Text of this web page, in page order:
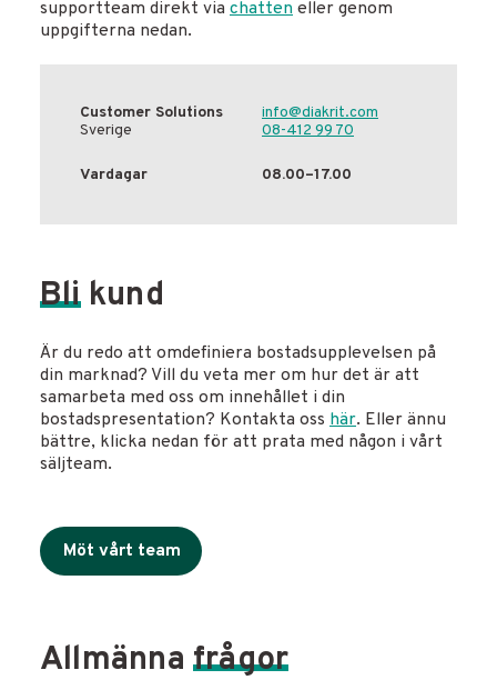
supportteam direkt via chatten eller genom
uppgifterna nedan.
Customer Solutions
Sverige
info@diakrit.com
08-412 99 70
Vardagar 08.00–17.00
Blikund
Är du redo att omdefiniera bostadsupplevelsen på
din marknad? Vill du veta mer om hur det är att
samarbeta med oss om innehållet i din
bostadspresentation? Kontakta oss här. Eller ännu
bättre, klicka nedan för att prata med någon i vårt
säljteam.
Möt vårt team
Allmänna frågor